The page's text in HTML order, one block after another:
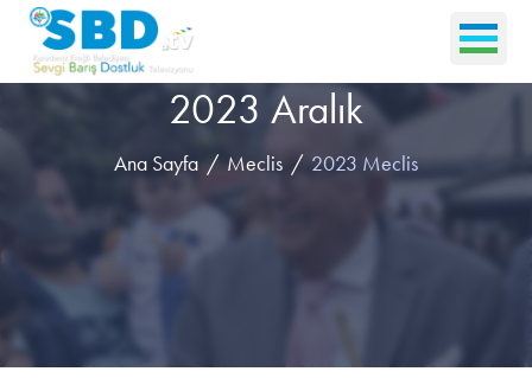
2023 Aralık
Ana Sayfa Meclis 2023 Meclis